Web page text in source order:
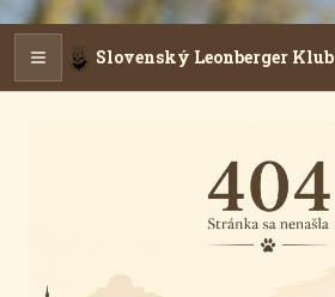
Slovenský Leonberger Klub